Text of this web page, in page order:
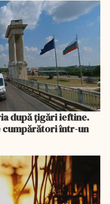
după țigări ieftine.
cumpărători într-un